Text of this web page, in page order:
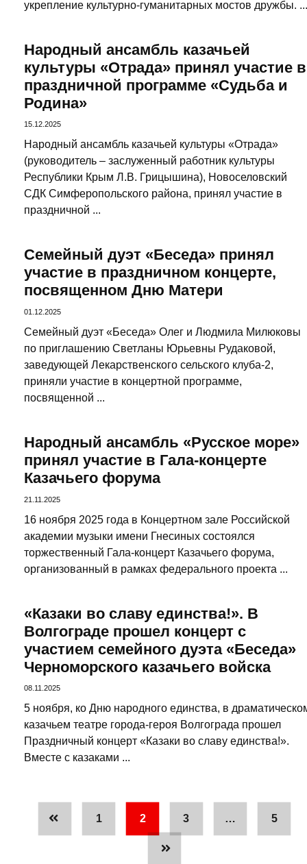
укрепление культурно-гуманитарных мостов дружбы. ...
Народный ансамбль казачьей
культуры «Отрада» принял участие в
праздничной программе «Судьба и
Родина»
15.12.2025
Народный ансамбль казачьей культуры «Отрада»
(руководитель – заслуженный работник культуры
Республики Крым Л.В. Грицышина), Новоселовский
СДК Симферопольского района, принял участие в
праздничной ...
Семейный дуэт «Беседа» принял
участие в праздничном концерте,
посвященном Дню Матери
01.12.2025
Семейный дуэт «Беседа» Олег и Людмила Милюковы
по приглашению Светланы Юрьевны Рудаковой,
заведующей Лекарственского сельского клуба-2,
приняли участие в концертной программе,
посвященной ...
Народный ансамбль «Русское море»
принял участие в Гала-концерте
Казачьего форума
21.11.2025
16 ноября 2025 года в Концертном зале Российской
академии музыки имени Гнесиных состоялся
торжественный Гала-концерт Казачьего форума,
организованный в рамках федерального проекта ...
«Казаки во славу единства!». В
Волгограде прошел концерт с
участием семейного дуэта «Беседа»
Черноморского казачьего войска
08.11.2025
5 ноября, ко Дню народного единства, в
казачьем театре города-героя Волгограда прошел
Праздничный концерт «Казаки во славу единства!».
Вместе с казаками ...
1 2 3 … 5